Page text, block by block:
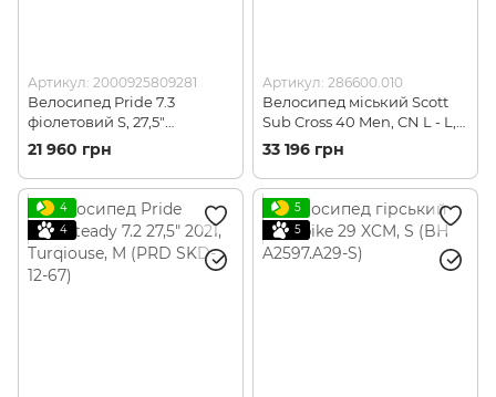
Артикул: 2000925809281
Велосипед Pride 7.3
фіолетовий S, 27,5"
(2000925809281)
21 960 грн
Артикул: 286600.010
Велосипед міський Scott
Sub Cross 40 Men, CN L - L,
29" (286600.010)
33 196 грн
4
4
5
5